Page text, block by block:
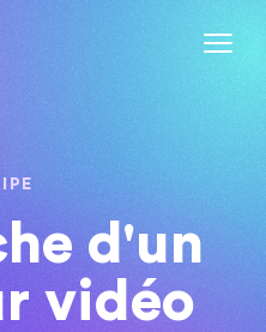
d'un
vidéo